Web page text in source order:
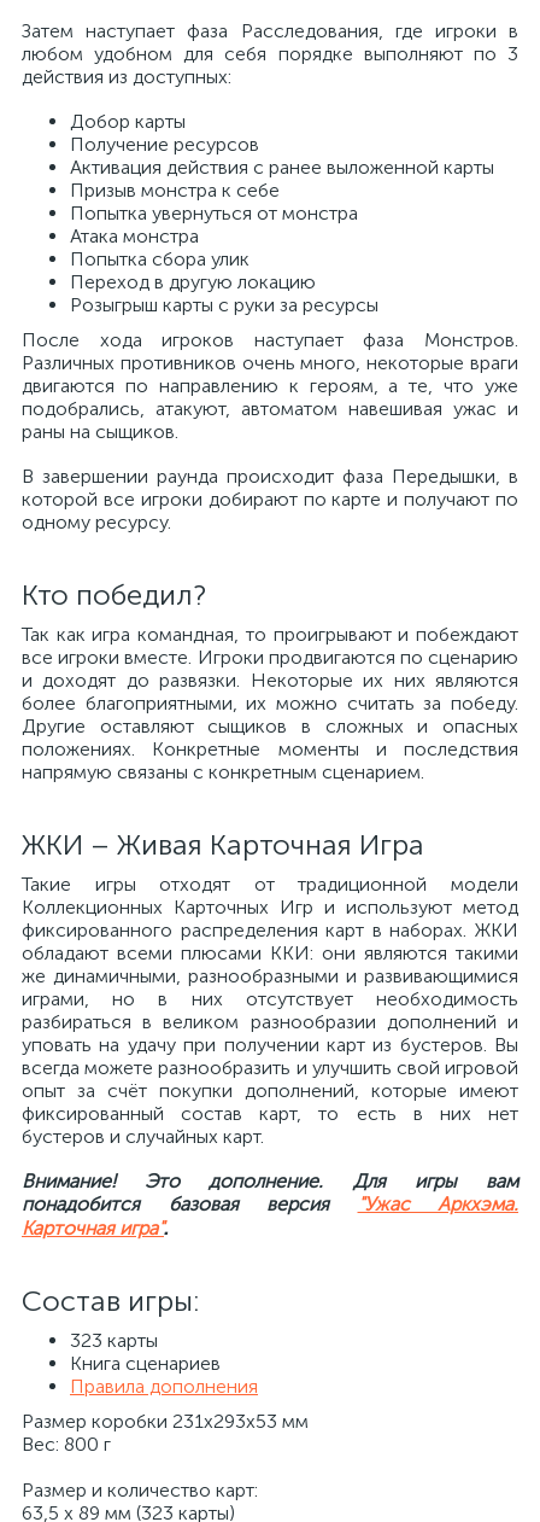
Затем наступает фаза Расследования, где игроки в
любом удобном для себя порядке выполняют по 3
действия из доступных:
Добор карты
Получение ресурсов
Активация действия с ранее выложенной карты
Призыв монстра к себе
Попытка увернуться от монстра
Атака монстра
Попытка сбора улик
Переход в другую локацию
Розыгрыш карты с руки за ресурсы
После хода игроков наступает фаза Монстров.
Различных противников очень много, некоторые враги
двигаются по направлению к героям, а те, что уже
подобрались, атакуют, автоматом навешивая ужас и
раны на сыщиков.
В завершении раунда происходит фаза Передышки, в
которой все игроки добирают по карте и получают по
одному ресурсу.
Кто победил?
Так как игра командная, то проигрывают и побеждают
все игроки вместе. Игроки продвигаются по сценарию
и доходят до развязки. Некоторые их них являются
более благоприятными, их можно считать за победу.
Другие оставляют сыщиков в сложных и опасных
положениях. Конкретные моменты и последствия
напрямую связаны с конкретным сценарием.
ЖКИ – Живая Карточная Игра
Такие игры отходят от традиционной модели
Коллекционных Карточных Игр и используют метод
фиксированного распределения карт в наборах. ЖКИ
обладают всеми плюсами ККИ: они являются такими
же динамичными, разнообразными и развивающимися
играми, но в них отсутствует необходимость
разбираться в великом разнообразии дополнений и
уповать на удачу при получении карт из бустеров. Вы
всегда можете разнообразить и улучшить свой игровой
опыт за счёт покупки дополнений, которые имеют
фиксированный состав карт, то есть в них нет
бустеров и случайных карт.
Внимание! Это дополнение. Для игры вам
понадобится базовая версия
"Ужас Аркхэма.
Карточная игра".
Состав игры:
323 карты
Книга сценариев
Правила дополнения
Размер коробки 231x293x53 мм
Вес: 800 г
Размер и количество карт:
63,5 x 89 мм (323 карты)